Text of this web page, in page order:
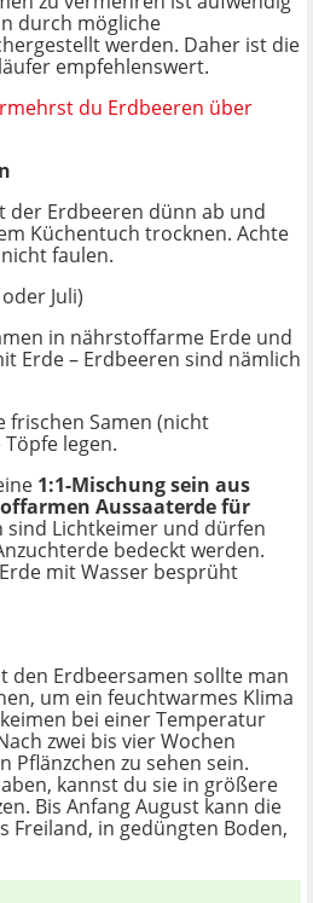
durch mögliche
werden. Daher ist die
empfehlenswert.
du Erdbeeren über
der Erdbeeren dünn ab und
Küchentuch trocknen. Achte
faulen.
Juli)
in nährstoffarme Erde und
Erde – Erdbeeren sind nämlich
frischen Samen (nicht
legen.
1:1-Mischung sein aus
Aussaaterde für
sind Lichtkeimer und dürfen
bedeckt werden.
mit Wasser besprüht
den Erdbeersamen sollte man
um ein feuchtwarmes Klima
bei einer Temperatur
zwei bis vier Wochen
Pflänzchen zu sehen sein.
kannst du sie in größere
Bis Anfang August kann die
Freiland, in gedüngten Boden,